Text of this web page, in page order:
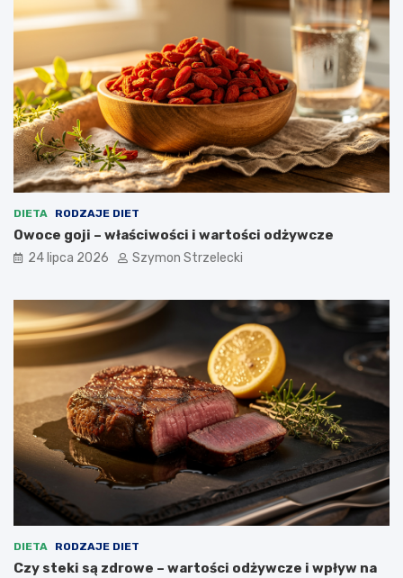
DIETA RODZAJE DIET
Owoce goji – właściwości i wartości odżywcze
24 lipca 2026 Szymon Strzelecki
DIETA RODZAJE DIET
Czy steki są zdrowe – wartości odżywcze i wpływ na